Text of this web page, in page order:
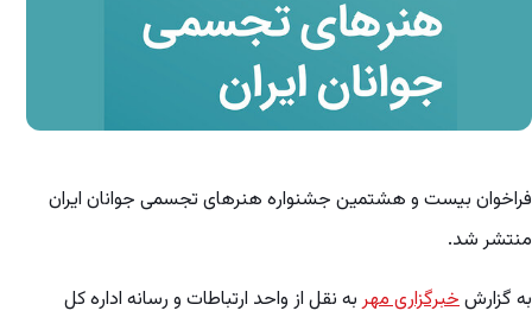
فراخوان بیست و هشتمین جشنواره هنرهای تجسمی جوانان ایران
منتشر شد.
به گزارشخبرگزاری مهر به نقل از واحد ارتباطات و رسانه اداره کل